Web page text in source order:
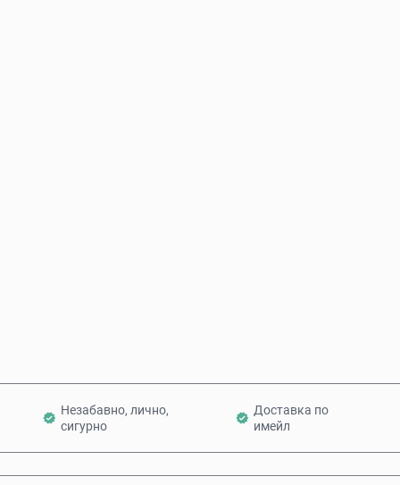
Незабавно, лично,
сигурно
Доставка по
имейл